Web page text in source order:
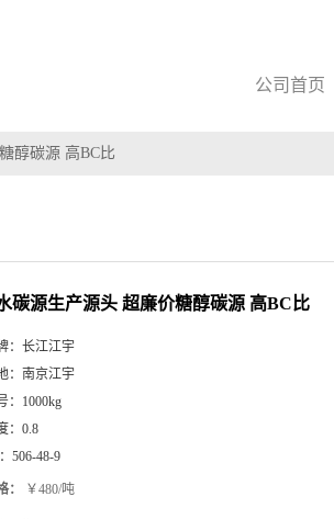
公司首页
醇碳源 高BC比
碳源生产源头 超廉价糖醇碳源 高BC比
： 长江江宇
： 南京江宇
： 1000kg
： 0.8
506-48-9
： ￥480/吨